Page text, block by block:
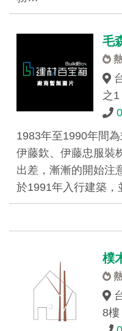
毛
之1
1983年至1990年間
伊藤欽、伊藤忠服裝
出差，漸漸的開始注
於1991年入行建築
樸
8樓